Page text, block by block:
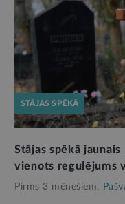
STĀJAS SPĒKĀ
Stājas spēkā
vienots regulējums
Pirms 3 mēnešiem,